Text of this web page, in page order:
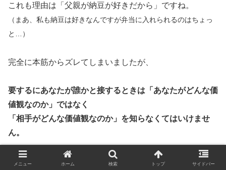
これも理由は「父親が納豆が好きだから」ですね。
（まあ、私も納豆は好きなんですが弁当に入れられるのはちょっ
と…）
完全に本筋からズレてしまいましたが、
要するにあなたが誰かと接するときは「あなたがどんな価
値観なのか」ではなく
「相手がどんな価値観なのか」を知らなくてはいけませ
ん。
相手の立場に身を置くためには相手への印象や言葉をその
メニュー ホーム 検索 トップ サイドバー